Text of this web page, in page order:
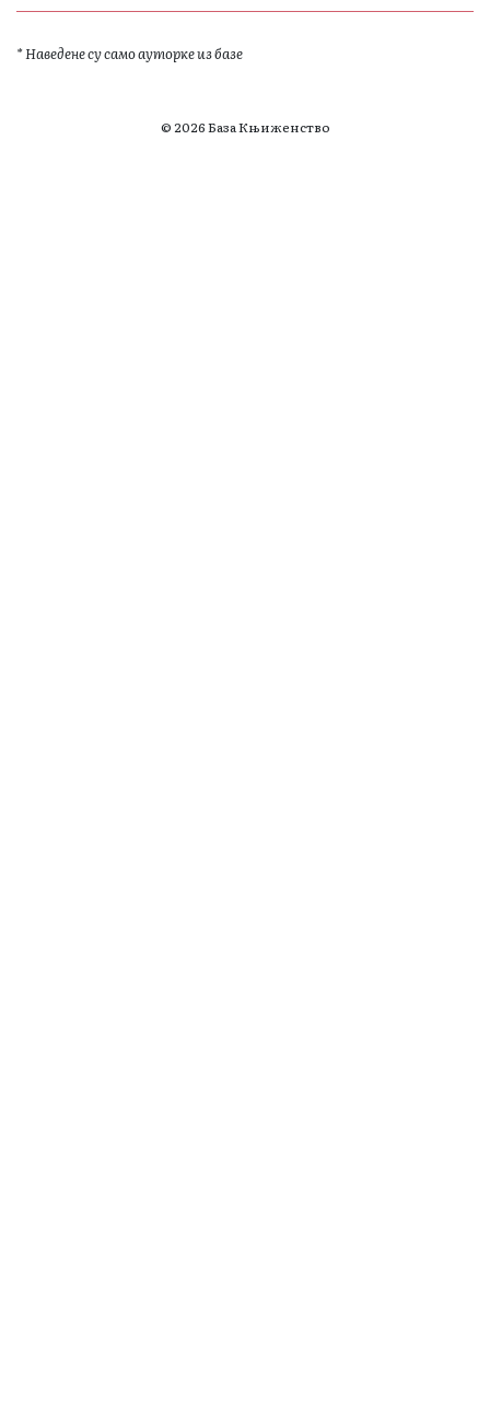
* Наведене су само ауторке из базе
© 2026 База Књиженство